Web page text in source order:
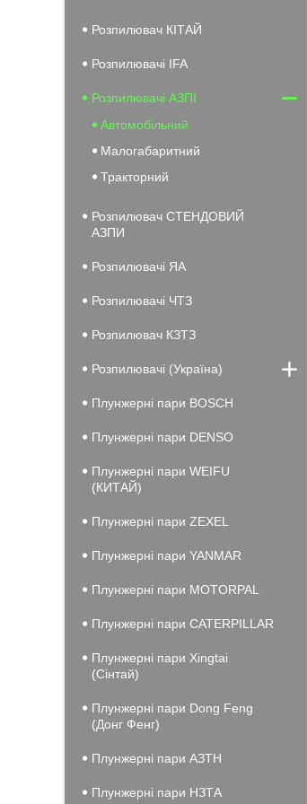
Розпилювач КІТАЙ
Розпилювачі IFA
Розпилювачі АЗПІ
Автомобільний
Малогабаритний
Тракторний
Розпилювач СТЕНДОВИЙ
АЗПИ
Розпилювачі ЯА
Розпилювачі ЧТЗ
Розпилювач КЗТЗ
Розпилювачі (Україна)
Плунжерні пари BOSCH
Плунжерні пари DENSO
Плунжерні пари WEIFU
(КИТАЙ)
Плунжерні пари ZEXEL
Плунжерні пари YANMAR
Плунжерні пари MOTORPAL
Плунжерні пари CATERPILLAR
Плунжерні пари Xingtai
(Сінтай)
Плунжерні пари Dong Feng
(Донг Фенг)
Плунжерні пари АЗТН
Плунжерні пари НЗТА